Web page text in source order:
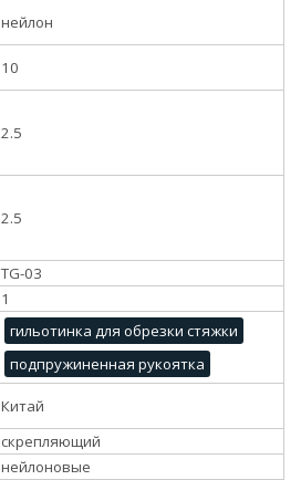
нейлон
10
2.5
2.5
TG-03
1
гильотинка для обрезки стяжки
подпружиненная рукоятка
Китай
скрепляющий
нейлоновые